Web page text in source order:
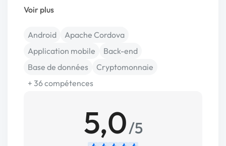
Voir plus
Android
Apache Cordova
Application mobile
Back-end
Base de données
Cryptomonnaie
+ 36 compétences
5,0/5